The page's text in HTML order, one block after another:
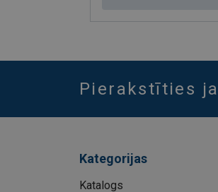
Pierakstīties
Kategorijas
Katalogs